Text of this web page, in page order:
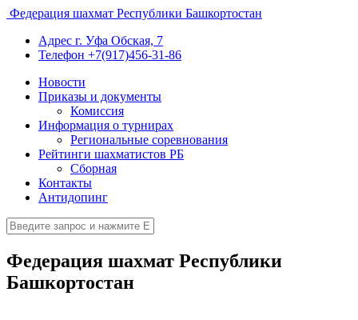
Федерация шахмат Республики Башкортостан
Адрес г. Уфа Обская, 7
Телефон +7(917)456-31-86
Новости
Приказы и документы
Комиссия
Информация о турнирах
Региональные соревнования
Рейтинги шахматистов РБ
Сборная
Контакты
Антидопинг
Федерация шахмат Республики
Башкортостан